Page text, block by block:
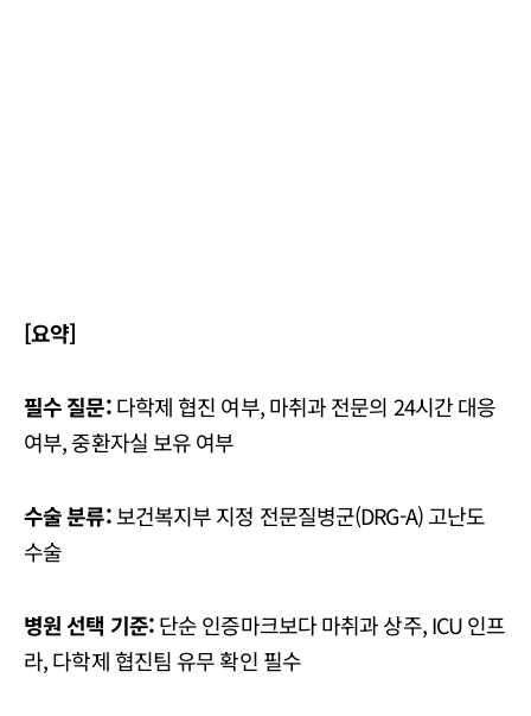
[요약]
필수 질문:다학제 협진 여부, 마취과 전문의 24시간 대응
여부, 중환자실 보유 여부
수술 분류:보건복지부 지정 전문질병군(DRG-A) 고난도
수술
병원 선택 기준:단순 인증마크보다 마취과 상주, ICU 인프
라, 다학제 협진팀 유무 확인 필수